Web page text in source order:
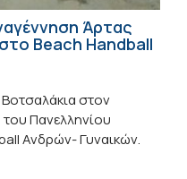
Άρτας
Beach Handball
στον
Πανελληνίου
Ανδρών- Γυναικών.